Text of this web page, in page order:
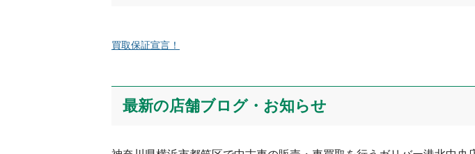
買取保証宣言！
最新の店舗ブログ・お知らせ